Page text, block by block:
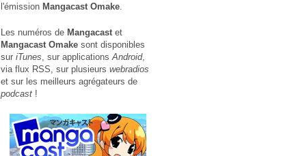
l'émission Mangacast Omake.
Les numéros de Mangacastet
Mangacast Omake sont disponibles
sur iTunes, sur applicationsAndroid,
via flux RSS, sur plusieurs webradios
et sur les meilleurs agrégateurs de
podcast !